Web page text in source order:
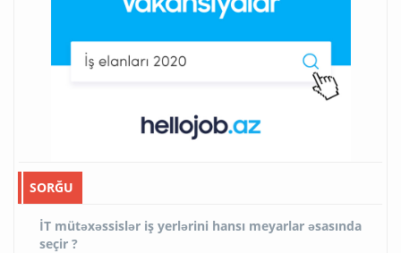
SORĞU
İT mütəxəssislər iş yerlərini hansı meyarlar əsasında
seçir ?